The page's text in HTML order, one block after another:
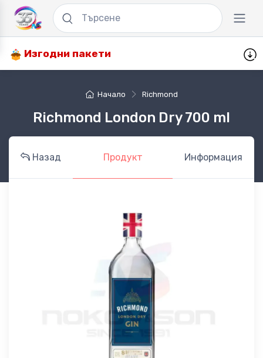
Изгодни пакети
Начало Richmond
Richmond London Dry 700 ml
Назад Продукт Информация